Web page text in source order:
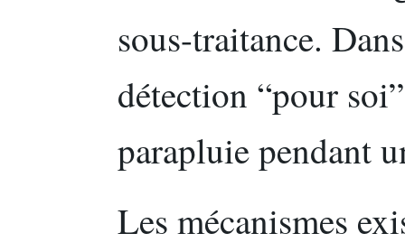
sous-traitance.
détection “pour
parapluie pendant
Les mécanismes